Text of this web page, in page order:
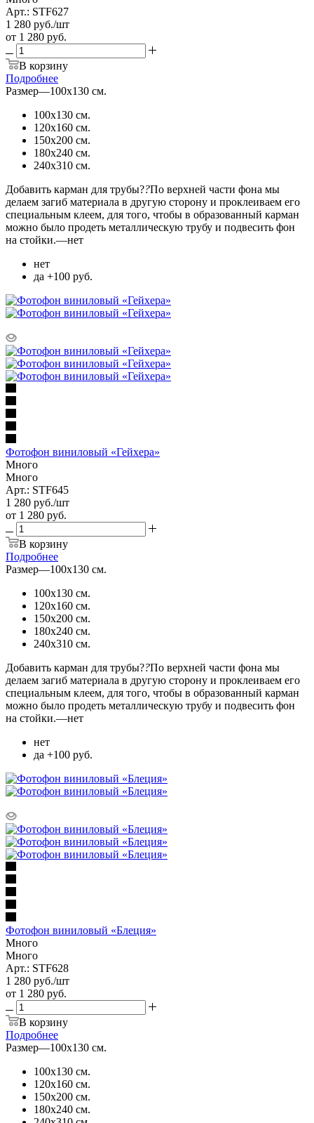
Арт.: STF627
1 280 руб./шт
от 1 280 руб.
В корзину
Подробнее
Размер—100х130 см.
100х130 см.
120х160 см.
150х200 см.
180х240 см.
240х310 см.
Добавить карман для трубы??По верхней части фона мы
делаем загиб материала в другую сторону и проклеиваем его
специальным клеем, для того, чтобы в образованный карман
можно было продеть металлическую трубу и подвесить фон
на стойки.—нет
нет
да +100 руб.
Фотофон виниловый «Гейхера»
Много
Много
Арт.: STF645
1 280 руб./шт
от 1 280 руб.
В корзину
Подробнее
Размер—100х130 см.
100х130 см.
120х160 см.
150х200 см.
180х240 см.
240х310 см.
Добавить карман для трубы??По верхней части фона мы
делаем загиб материала в другую сторону и проклеиваем его
специальным клеем, для того, чтобы в образованный карман
можно было продеть металлическую трубу и подвесить фон
на стойки.—нет
нет
да +100 руб.
Фотофон виниловый «Блеция»
Много
Много
Арт.: STF628
1 280 руб./шт
от 1 280 руб.
В корзину
Подробнее
Размер—100х130 см.
100х130 см.
120х160 см.
150х200 см.
180х240 см.